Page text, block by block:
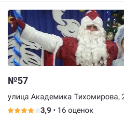
№57
улица Академика Тихомирова,
3,9 • 16 оценок